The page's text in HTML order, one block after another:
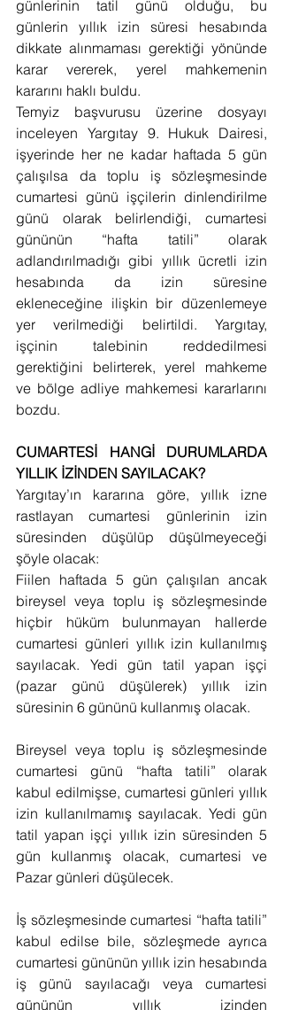
günlerinin tatil günü olduğu, bu
günlerin yıllık izin süresi hesabında
dikkate alınmaması gerektiği yönünde
karar vererek, yerel mahkemenin
kararını haklı buldu.
Temyiz başvurusu üzerine dosyayı
inceleyen Yargıtay 9. Hukuk Dairesi,
işyerinde her ne kadar haftada 5 gün
çalışılsa da toplu iş sözleşmesinde
cumartesi günü işçilerin dinlendirilme
günü olarak belirlendiği, cumartesi
gününün “hafta tatili” olarak
adlandırılmadığı gibi yıllık ücretli izin
hesabında da izin süresine
ekleneceğine ilişkin bir düzenlemeye
yer verilmediği belirtildi. Yargıtay,
işçinin talebinin reddedilmesi
gerektiğini belirterek, yerel mahkeme
ve bölge adliye mahkemesi kararlarını
bozdu.
CUMARTESİ HANGİ DURUMLARDA
YILLIK İZİNDEN SAYILACAK?
Yargıtay’ın kararına göre, yıllık izne
rastlayan cumartesi günlerinin izin
süresinden düşülüp düşülmeyeceği
şöyle olacak:
Fiilen haftada 5 gün çalışılan ancak
bireysel veya toplu iş sözleşmesinde
hiçbir hüküm bulunmayan hallerde
cumartesi günleri yıllık izin kullanılmış
sayılacak. Yedi gün tatil yapan işçi
(pazar günü düşülerek) yıllık izin
süresinin 6 gününü kullanmış olacak.
Bireysel veya toplu iş sözleşmesinde
cumartesi günü “hafta tatili” olarak
kabul edilmişse, cumartesi günleri yıllık
izin kullanılmamış sayılacak. Yedi gün
tatil yapan işçi yıllık izin süresinden 5
gün kullanmış olacak, cumartesi ve
Pazar günleri düşülecek.
İş sözleşmesinde cumartesi “hafta tatili”
kabul edilse bile, sözleşmede ayrıca
cumartesi gününün yıllık izin hesabında
iş günü sayılacağı veya cumartesi
gününün yıllık izinden